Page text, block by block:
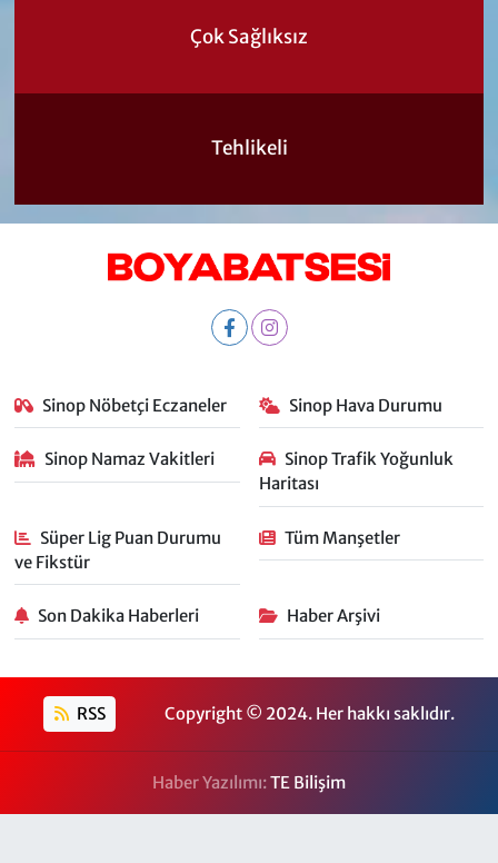
Çok Sağlıksız
Tehlikeli
Sinop Nöbetçi Eczaneler Sinop Hava Durumu
Sinop Namaz Vakitleri
Sinop Trafik Yoğunluk
Haritası
Süper Lig Puan Durumu
ve Fikstür
Tüm Manşetler
Son Dakika Haberleri Haber Arşivi
RSS Copyright © 2024. Her hakkı saklıdır.
Haber Yazılımı:TE Bilişim